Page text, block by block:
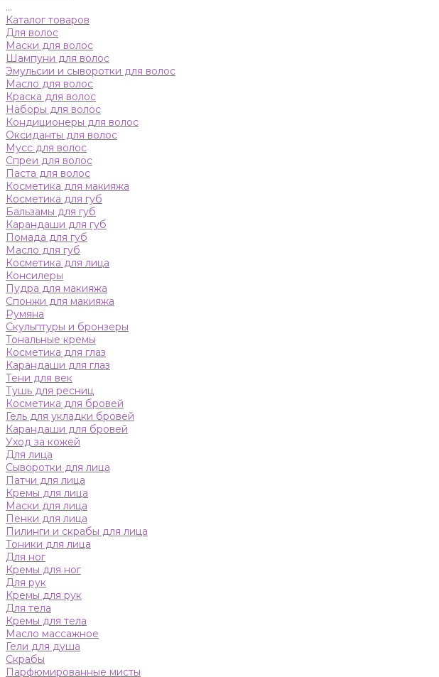
...
Каталог товаров
Для волос
Маски для волос
Шампуни для волос
Эмульсии и сыворотки для волос
Масло для волос
Краска для волос
Наборы для волос
Кондиционеры для волос
Оксиданты для волос
Мусс для волос
Спреи для волос
Паста для волос
Косметика для макияжа
Косметика для губ
Бальзамы для губ
Карандаши для губ
Помада для губ
Масло для губ
Косметика для лица
Консилеры
Пудра для макияжа
Спонжи для макияжа
Румяна
Скульптуры и бронзеры
Тональные кремы
Косметика для глаз
Карандаши для глаз
Тени для век
Тушь для ресниц
Косметика для бровей
Гель для укладки бровей
Карандаши для бровей
Уход за кожей
Для лица
Сыворотки для лица
Патчи для лица
Кремы для лица
Маски для лица
Пенки для лица
Пилинги и скрабы для лица
Тоники для лица
Для ног
Кремы для ног
Для рук
Кремы для рук
Для тела
Кремы для тела
Масло массажное
Гели для душа
Скрабы
Парфюмированные мисты